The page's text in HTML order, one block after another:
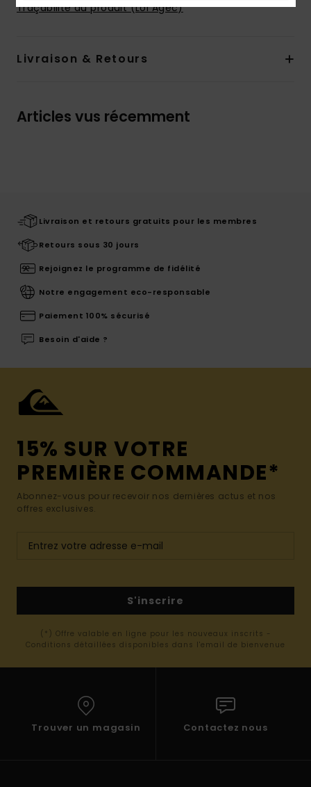
Traçabilité du produit (Loi Agec)
Livraison & Retours
Articles vus récemment
Livraison et retours gratuits pour les membres
Retours sous 30 jours
Rejoignez le programme de fidélité
Notre engagement eco-responsable
Paiement 100% sécurisé
Besoin d'aide ?
15% SUR VOTRE
PREMIÈRE COMMANDE*
Abonnez-vous pour recevoir nos dernières actus et nos
offres exclusives.
S'inscrire
(*) Offre valable en ligne pour les nouveaux inscrits -
Conditions détaillées disponibles dans l'email de bienvenue
Trouver un magasin Contactez nous